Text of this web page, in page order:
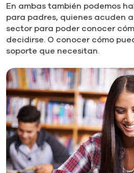
En ambas también podemos
para padres, quienes acuden
sector para poder conocer
decidirse. O conocer cómo
soporte que necesitan.